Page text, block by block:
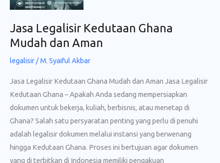
Jasa Legalisir Kedutaan Ghana
Mudah dan Aman
legalisir/M. Syaiful Akbar
Jasa Legalisir Kedutaan Ghana Mudah dan Aman Jasa Legalisir
Kedutaan Ghana – Apakah Anda sedang mempersiapkan
dokumen untuk bekerja, kuliah, berbisnis, atau menetap di
Ghana? Salah satu persyaratan penting yang perlu di penuhi
adalah legalisir dokumen melalui instansi yang berwenang
hingga Kedutaan Ghana. Proses ini bertujuan agar dokumen
yang di terbitkan di Indonesia memiliki pengakuan